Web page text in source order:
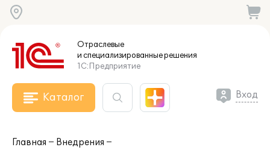
Отраслевые
и специализированныерешения
1С:Предприятие
Каталог Вход
Главная
Внедрения